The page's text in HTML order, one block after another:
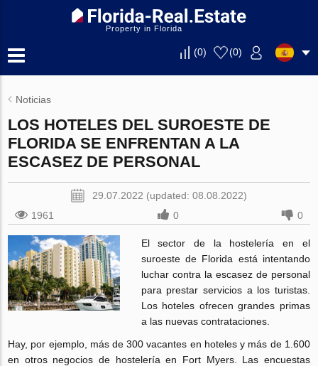
Property in Florida
(0) (0)
Noticias
LOS HOTELES DEL SUROESTE DE
FLORIDA SE ENFRENTAN A LA
ESCASEZ DE PERSONAL
29.07.2022 (updated: 08.08.2022)
1961
0 0
El sector de la hostelería en el
suroeste de Florida está intentando
luchar contra la escasez de personal
para prestar servicios a los turistas.
Los hoteles ofrecen grandes primas
a las nuevas contrataciones.
Hay, por ejemplo, más de 300 vacantes en hoteles y más de 1.600
en otros negocios de hostelería en Fort Myers. Las encuestas